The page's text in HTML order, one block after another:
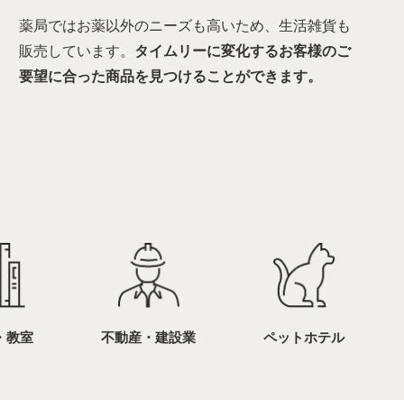
薬局ではお薬以外のニーズも高いため、生活雑貨も
販売しています。 タイムリーに変化するお客様のご
要望に合った商品を見つけることができます。
教室 不動産・建設業 ペットホテル